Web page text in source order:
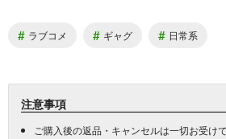
# ラブコメ # ギャグ # 日常系
注意事項
ご購入後の返品・キャンセルは一切お受けで